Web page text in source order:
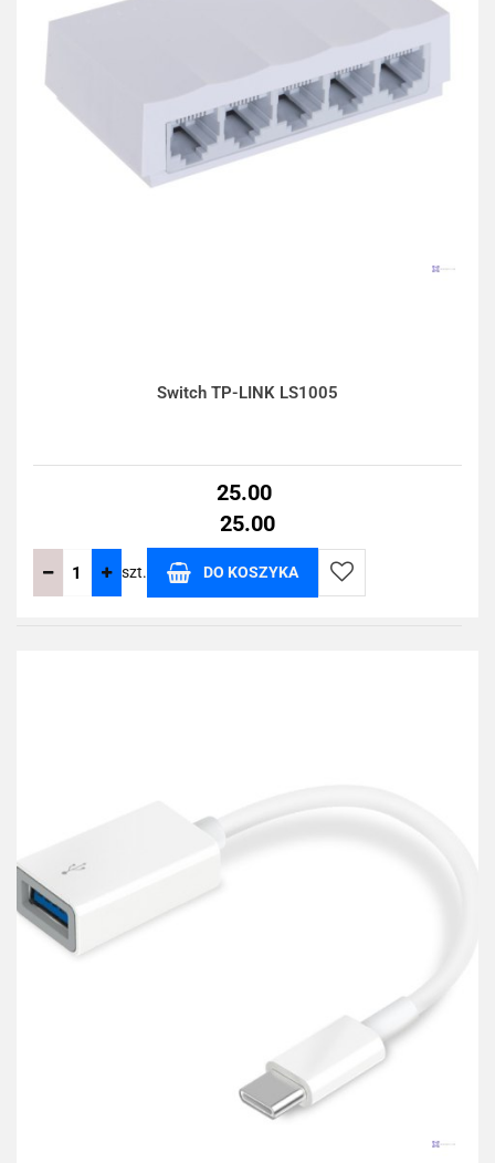
Switch TP-LINK LS1005
25.00
25.00
szt. DO KOSZYKA
Do